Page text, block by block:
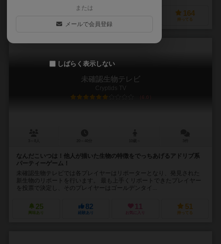
90 164
持ってる
未確認生物テレビ
Cryptids TV
6.0
なんだこいつは！他人が描いた生物の特徴をでっちあげるアドリブ系
パーティーゲーム！
未確認生物テレビでは各プレイヤーはリポーターとなり、発見された
新生物のリポートを行います。 最も上手くリポートできたプレイヤー
を投票で決定し、そのプレイヤーはゴールデンタイ...
25
興味あり
82
経験あり
11
お気に入り
51
持ってる
または
メールで会員登録
しばらく表示しない